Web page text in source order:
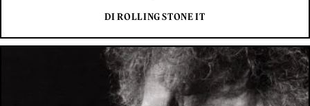
DI ROLLING STONE IT